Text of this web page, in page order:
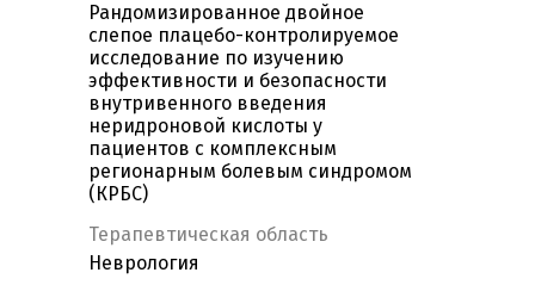
Рандомизированное двойное
слепое плацебо-контролируемое
исследование по изучению
эффективности и безопасности
внутривенного введения
неридроновой кислоты у
пациентов с комплексным
регионарным болевым синдромом
(КРБС)
Терапевтическая область
Неврология